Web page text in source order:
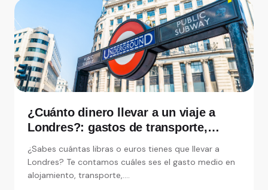
¿Cuánto dinero llevar a un viaje a
Londres?: gastos de transporte,
¿Sabes cuántas libras o euros tienes que llevar a
Londres? Te contamos cuáles ses el gasto medio en
alojamiento, transporte,....